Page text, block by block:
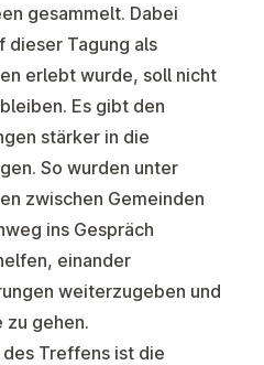
gesammelt. Dabei
dieser Tagung als
erlebt wurde, soll nicht
Es gibt den
stärker in die
So wurden unter
zwischen Gemeinden
ins Gespräch
einander
weiterzugeben und
zu gehen.
Treffens ist die